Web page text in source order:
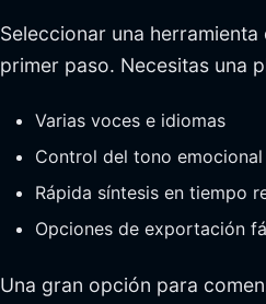
Seleccionar una
primer paso. Necesitas una
Varias voces e idiomas
Control del tono emocional
Rápida síntesis en tiempo
Opciones de exportación
Una gran opción para